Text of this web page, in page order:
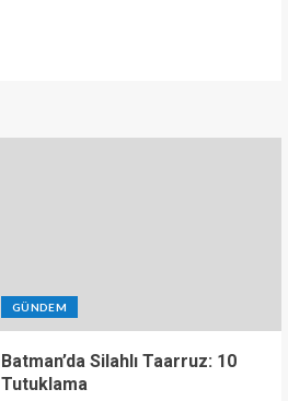
GÜNDEM
Batman’da Silahlı Taarruz: 10
Tutuklama